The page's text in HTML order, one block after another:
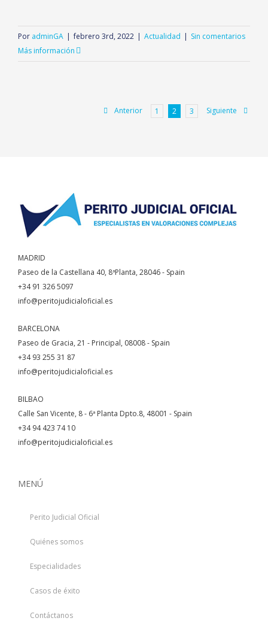
Por adminGA | febrero 3rd, 2022 | Actualidad | Sin comentarios
Más información
Anterior 1 2 3 Siguiente
MADRID
Paseo de la Castellana 40, 8ªPlanta, 28046 - Spain
+34 91 326 5097
info@peritojudicialoficial.es
BARCELONA
Paseo de Gracia, 21 - Principal, 08008 - Spain
+34 93 255 31 87
info@peritojudicialoficial.es
BILBAO
Calle San Vicente, 8 - 6ª Planta Dpto.8, 48001 - Spain
+34 94 423 74 10
info@peritojudicialoficial.es
MENÚ
Perito Judicial Oficial
Quiénes somos
Especialidades
Casos de éxito
Contáctanos